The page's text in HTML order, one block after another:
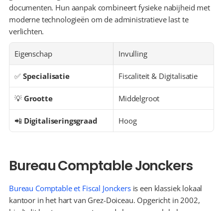
documenten. Hun aanpak combineert fysieke nabijheid met
moderne technologieën om de administratieve last te
verlichten.
Eigenschap Invulling
✅ Specialisatie Fiscaliteit & Digitalisatie
💡 Grootte Middelgroot
📲 Digitaliseringsgraad Hoog
Bureau Comptable Jonckers
Bureau Comptable et Fiscal Jonckers is een klassiek lokaal
kantoor in het hart van Grez-Doiceau. Opgericht in 2002,